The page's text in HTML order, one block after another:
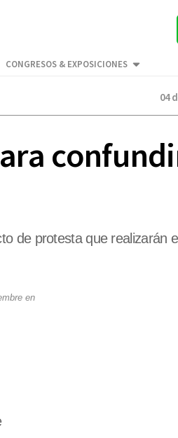
CONGRESOS & EXPOSICIONES
04
de protesta que realizarán
en